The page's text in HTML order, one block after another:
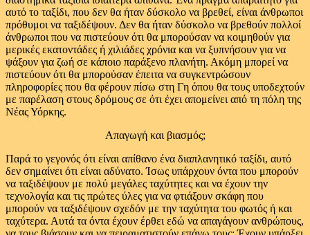
αυτό το ταξίδι, που δεν θα ήταν δύσκολο να βρεθεί, είναι άνθρωποι
πρόθυμοι να ταξιδέψουν. Δεν θα ήταν δύσκολο να βρεθούν πολλοί
άνθρωποι που να πιστεύουν ότι θα μπορούσαν να κοιμηθούν για
μερικές εκατοντάδες ή χιλιάδες χρόνια και να ξυπνήσουν για να
ψάξουν για ζωή σε κάποιο παράξενο πλανήτη. Ακόμη μπορεί να
πιστεύουν ότι θα μπορούσαν έπειτα να συγκεντρώσουν
πληροφορίες που θα φέρουν πίσω στη Γη όπου θα τους υποδεχτούν
με παρέλαση στους δρόμους σε ότι έχει απομείνει από τη πόλη της
Νέας Υόρκης.
Απαγωγή και βιασμός;
Παρά το γεγονός ότι είναι απίθανο ένα διαπλανητικό ταξίδι, αυτό
δεν σημαίνει ότι είναι αδύνατο. Ίσως υπάρχουν όντα που μπορούν
να ταξιδέψουν με πολύ μεγάλες ταχύτητες και να έχουν την
τεχνολογία και τις πρώτες ύλες για να φτιάξουν σκάφη που
μπορούν να ταξιδέψουν σχεδόν με την ταχύτητα του φωτός ή και
ταχύτερα. Αυτά τα όντα έχουν έρθει εδώ να απαγάγουν ανθρώπους,